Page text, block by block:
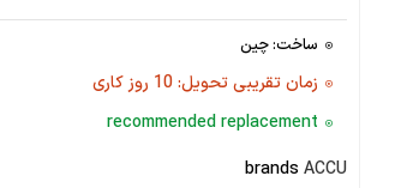
ساخت: چین
زمان تقریبی تحویل: 10 روز کاری
recommended replacement
brands ACCU